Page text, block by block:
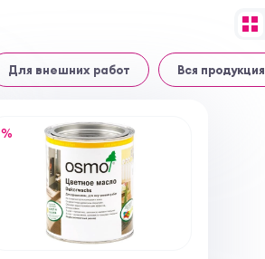
Для внешних работ Вся продукция
%